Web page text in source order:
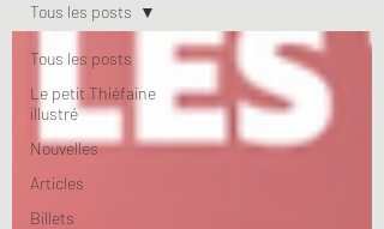
Tous les posts
Le petit Thiéfaine
illustré
Nouvelles
Articles
Billets
Tous les posts